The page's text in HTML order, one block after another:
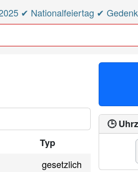
✔ Nationalfeiertag ✔
Typ
gesetzlich
🕒